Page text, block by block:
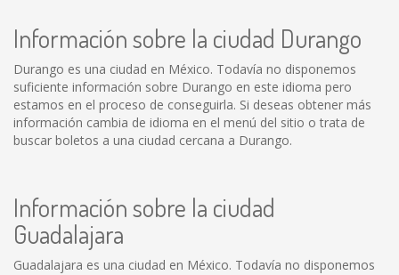
Información sobre la ciudad Durango
Durango es una ciudad en México. Todavía no disponemos
suficiente información sobre Durango en este idioma pero
estamos en el proceso de conseguirla. Si deseas obtener más
información cambia de idioma en el menú del sitio o trata de
buscar boletos a una ciudad cercana a Durango.
Información sobre la ciudad
Guadalajara
Guadalajara es una ciudad en México. Todavía no disponemos